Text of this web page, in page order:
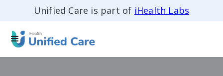
Unified Care is part of iHealth Labs